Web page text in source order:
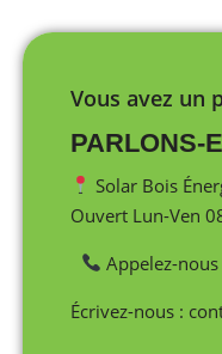
Vous avez un
PARLONS-
Solar Bois
Ouvert Lun-Ven
Appelez-
Écrivez-nous :